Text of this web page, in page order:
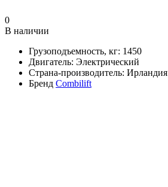
0
В наличии
Грузоподъемность, кг: 1450
Двигатель: Электрический
Страна-производитель: Ирландия
Бренд Combilift